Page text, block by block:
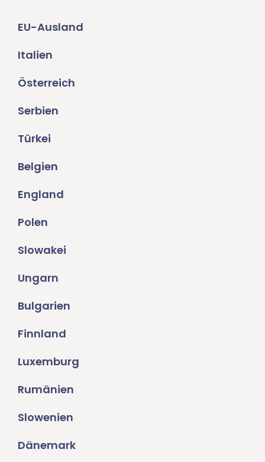
EU-Ausland
Italien
Österreich
Serbien
Türkei
Belgien
England
Polen
Slowakei
Ungarn
Bulgarien
Finnland
Luxemburg
Rumänien
Slowenien
Dänemark